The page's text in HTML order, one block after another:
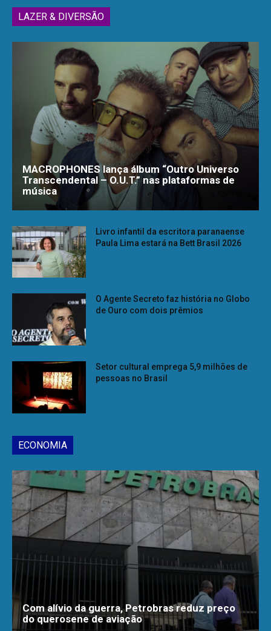
LAZER & DIVERSÃO
MACROPHONES lança álbum “Outro Universo
Transcendental – O.U.T.” nas plataformas de
música
Livro infantil da escritora paranaense
Paula Lima estará na Bett Brasil 2026
O Agente Secreto faz história no Globo
de Ouro com dois prêmios
Setor cultural emprega 5,9 milhões de
pessoas no Brasil
ECONOMIA
Com alívio da guerra, Petrobras reduz preço
do querosene de aviação